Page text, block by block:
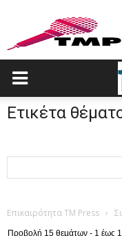
Ετικέτα
Επικαιρότητα TM Press ›
Προβολή 15 θεμάτων - 1 έως